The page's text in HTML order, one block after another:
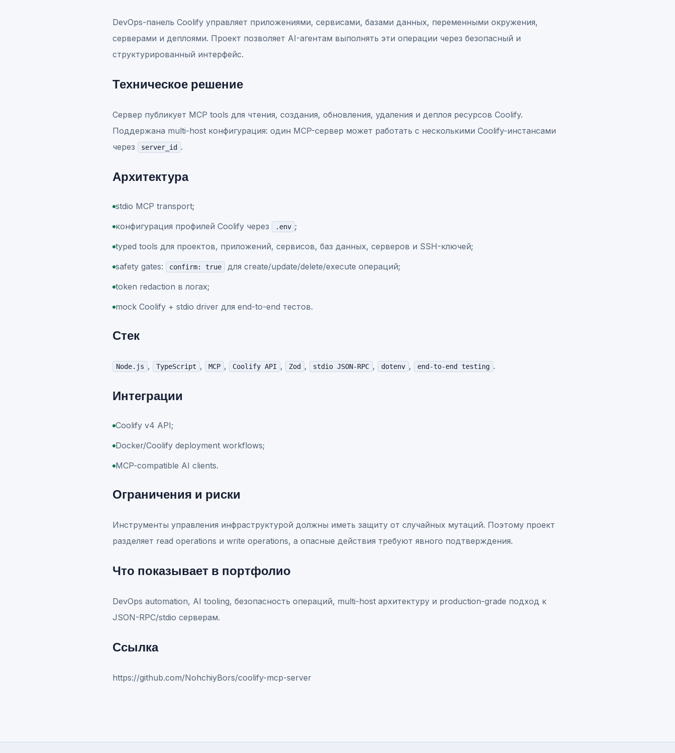
DevOps-панель Coolify управляет приложениями, сервисами, базами данных, переменными окружения,
серверами и деплоями. Проект позволяет AI-агентам выполнять эти операции через безопасный и
структурированный интерфейс.
Техническое решение
Сервер публикует MCP tools для чтения, создания, обновления, удаления и деплоя ресурсов Coolify.
Поддержана multi-host конфигурация: один MCP-сервер может работать с несколькими Coolify-инстансами
через
server_id .
Архитектура
stdio MCP transport;
конфигурация профилей Coolify через
.env ;
typed tools для проектов, приложений, сервисов, баз данных, серверов и SSH-ключей;
safety gates:
confirm: true
для create/update/delete/execute операций;
token redaction в логах;
mock Coolify + stdio driver для end-to-end тестов.
Стек
Node.js , TypeScript , MCP , Coolify API , Zod , stdio JSON-RPC , dotenv , end-to-end testing .
Интеграции
Coolify v4 API;
Docker/Coolify deployment workflows;
MCP-compatible AI clients.
Ограничения и риски
Инструменты управления инфраструктурой должны иметь защиту от случайных мутаций. Поэтому проект
разделяет read operations и write operations, а опасные действия требуют явного подтверждения.
Что показывает в портфолио
DevOps automation, AI tooling, безопасность операций, multi-host архитектуру и production-grade подход к
JSON-RPC/stdio серверам.
Ссылка
https://github.com/NohchiyBors/coolify-mcp-server